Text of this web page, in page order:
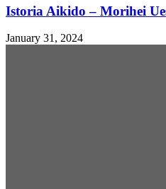
Istoria Aikido – Morihei
January 31, 2024